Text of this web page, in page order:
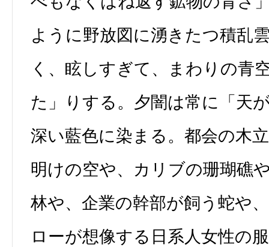
ように野放図に湧きたつ積乱
く、眩しすぎて、まわりの青
た」りする。夕闇は常に「天
深い藍色に染まる。都会の木
明けの空や、カリブの珊瑚礁
林や、企業の幹部が飼う蛇や
ローが想像する日系人女性の